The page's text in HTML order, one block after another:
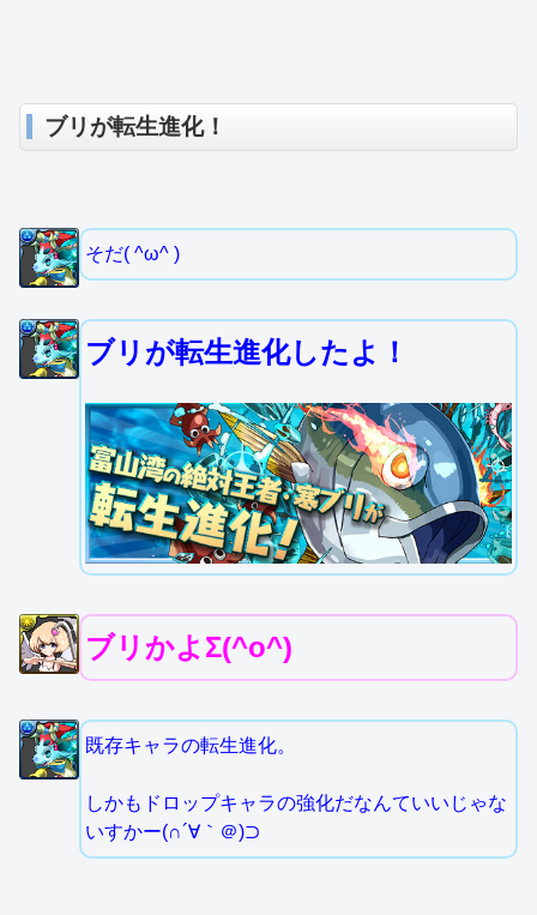
ブリが転生進化！
そだ( ^ω^ )
ブリが転生進化したよ！
ブリかよΣ(^o^)
既存キャラの転生進化。
しかもドロップキャラの強化だなんていいじゃな
いすかー(∩´∀｀＠)⊃